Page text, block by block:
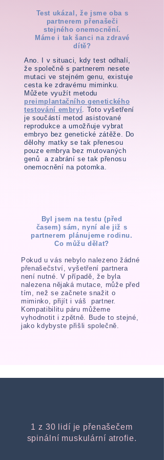
Test ukázal, že jsme oba s
partnerem přenašeči
stejného onemocnění.
Máme i tak šanci na zdravé
dítě?
Ano. I v situaci, kdy test odhalí,
že společně s partnerem nesete
mutaci ve stejném genu, existuje
cesta ke zdravému miminku.
Můžete využít metodu
preimplantačního genetického
testování embryí. Toto vyšetření
je součástí metod asistované
reprodukce a umožňuje vybrat
embryo bez genetické zátěže. Do
dělohy matky se tak přenesou
pouze embrya bez mutovaných
genů a zabrání se tak přenosu
onemocnění na potomka.
Byl jsem na testu (před
časem) sám, nyní ale již s
partnerem plánujeme rodinu.
Co můžu dělat?
Pokud u vás nebylo nalezeno žádné
přenašečství, vyšetření partnera
není nutné. V případě, že byla
nalezena nějaká mutace, může před
tím, než se začnete snažit o
miminko, přijít i váš partner.
Kompatibilitu páru můžeme
vyhodnotit i zpětně. Bude to stejné,
jako kdybyste přišli společně.
1 z 30 lidí je přenašečem
spinální muskulární atrofie.